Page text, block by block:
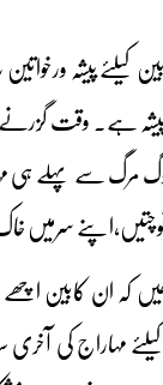
کیلئے پیشہ
کاپیشہ ہے۔ وقت
لوگ مرگ سے پہلے
سرمیں خاک
کہ ان کابین اچھے
کی آخری